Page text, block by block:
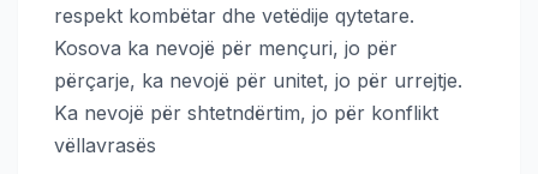
respekt kombëtar dhe vetëdije qytetare.
Kosova ka nevojë për mençuri, jo për
përçarje, ka nevojë për unitet, jo për urrejtje.
Ka nevojë për shtetndërtim, jo për konflikt
vëllavrasës